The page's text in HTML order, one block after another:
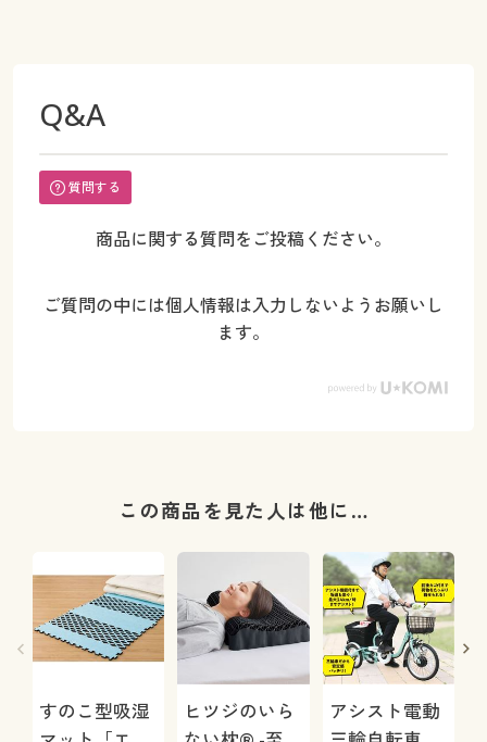
Q&A
質問する
商品に関する質問をご投稿ください。
ご質問の中には個人情報は入力しないようお願いし
ます。
この商品を見た人は他に…
すのこ型吸湿
ヒツジのいら
アシスト電動